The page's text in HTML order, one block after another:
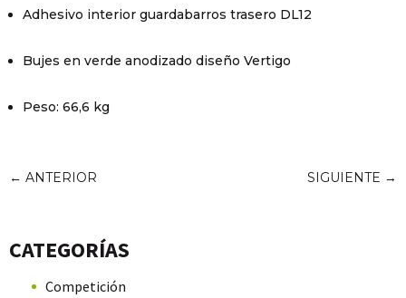
Adhesivo interior guardabarros trasero DL12
Bujes en verde anodizado diseño Vertigo
Peso: 66,6 kg
← ANTERIOR SIGUIENTE →
CATEGORÍAS
Competición